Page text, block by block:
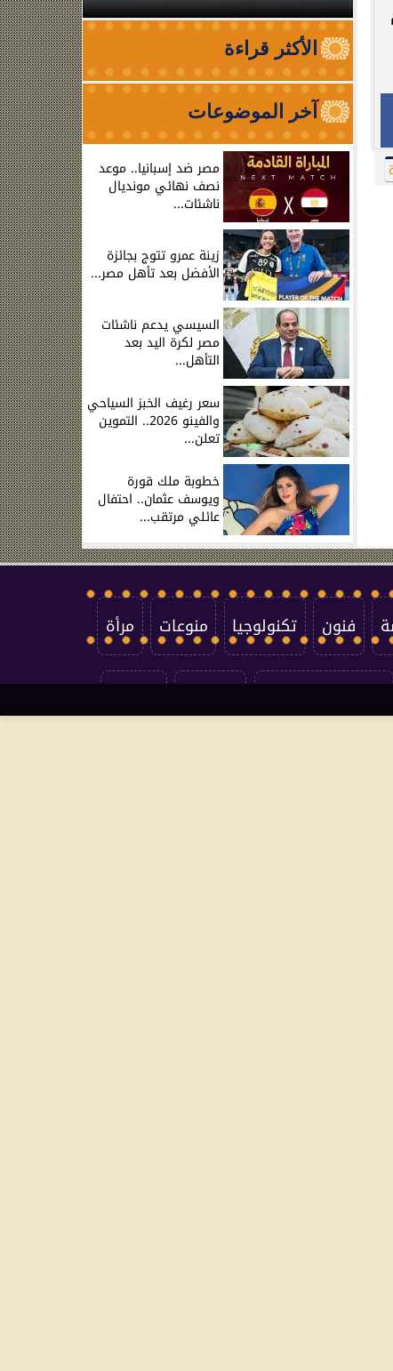
الأكثر قراءة
آخر الموضوعات
مصر ضد إسبانيا.. موعد
نصف نهائي مونديال
ناشئات...
زينة عمرو تتوج بجائزة
الأفضل بعد تأهل مصر...
السيسي يدعم ناشئات
مصر لكرة اليد بعد
التأهل...
سعر رغيف الخبز السياحي
والفينو 2026.. التموين
تعلن...
خطوبة ملك قورة
ويوسف عثمان.. احتفال
عائلي مرتقب...
فنون تكنولوجيا منوعات مرأة